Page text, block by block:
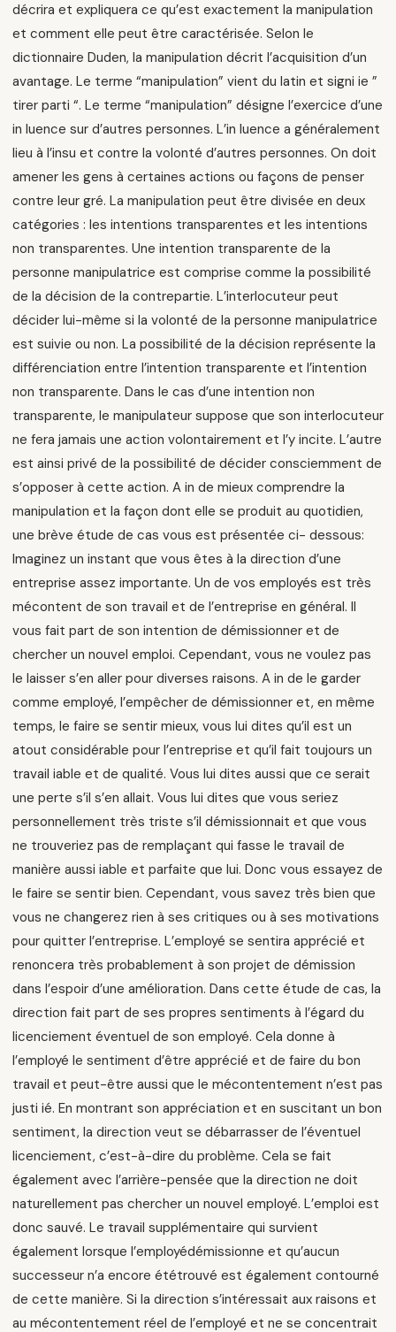
décrira et expliquera ce qu’est exactement la manipulation
et comment elle peut être caractérisée. Selon le
dictionnaire Duden, la manipulation décrit l’acquisition d’un
avantage. Le terme “manipulation” vient du latin et signi ie ”
tirer parti “. Le terme “manipulation” désigne l’exercice d’une
in luence sur d’autres personnes. L’in luence a généralement
lieu à l’insu et contre la volonté d’autres personnes. On doit
amener les gens à certaines actions ou façons de penser
contre leur gré. La manipulation peut être divisée en deux
catégories : les intentions transparentes et les intentions
non transparentes. Une intention transparente de la
personne manipulatrice est comprise comme la possibilité
de la décision de la contrepartie. L’interlocuteur peut
décider lui-même si la volonté de la personne manipulatrice
est suivie ou non. La possibilité de la décision représente la
différenciation entre l’intention transparente et l’intention
non transparente. Dans le cas d’une intention non
transparente, le manipulateur suppose que son interlocuteur
ne fera jamais une action volontairement et l’y incite. L’autre
est ainsi privé de la possibilité de décider consciemment de
s’opposer à cette action. A in de mieux comprendre la
manipulation et la façon dont elle se produit au quotidien,
une brève étude de cas vous est présentée ci- dessous:
Imaginez un instant que vous êtes à la direction d’une
entreprise assez importante. Un de vos employés est très
mécontent de son travail et de l’entreprise en général. Il
vous fait part de son intention de démissionner et de
chercher un nouvel emploi. Cependant, vous ne voulez pas
le laisser s’en aller pour diverses raisons. A in de le garder
comme employé, l’empêcher de démissionner et, en même
temps, le faire se sentir mieux, vous lui dites qu’il est un
atout considérable pour l’entreprise et qu’il fait toujours un
travail iable et de qualité. Vous lui dites aussi que ce serait
une perte s’il s’en allait. Vous lui dites que vous seriez
personnellement très triste s’il démissionnait et que vous
ne trouveriez pas de remplaçant qui fasse le travail de
manière aussi iable et parfaite que lui. Donc vous essayez de
le faire se sentir bien. Cependant, vous savez très bien que
vous ne changerez rien à ses critiques ou à ses motivations
pour quitter l’entreprise. L’employé se sentira apprécié et
renoncera très probablement à son projet de démission
dans l’espoir d’une amélioration. Dans cette étude de cas, la
direction fait part de ses propres sentiments à l’égard du
licenciement éventuel de son employé. Cela donne à
l’employé le sentiment d’être apprécié et de faire du bon
travail et peut-être aussi que le mécontentement n’est pas
justi ié. En montrant son appréciation et en suscitant un bon
sentiment, la direction veut se débarrasser de l’éventuel
licenciement, c’est-à-dire du problème. Cela se fait
également avec l’arrière-pensée que la direction ne doit
naturellement pas chercher un nouvel employé. L’emploi est
donc sauvé. Le travail supplémentaire qui survient
également lorsque l’employédémissionne et qu’aucun
successeur n’a encore ététrouvé est également contourné
de cette manière. Si la direction s’intéressait aux raisons et
au mécontentement réel de l’employé et ne se concentrait